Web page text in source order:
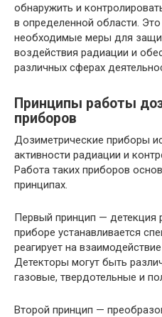
обнаружить и
в определенной области.
необходимые меры для
воздействия радиации и
различных сферах
Принципы работы
приборов
Дозиметрические приборы
активности радиации и
Работа таких приборов
принципах.
Первый принцип — детекция
приборе устанавливается
реагирует на
Детекторы могут быть
газовые, твердотельные и
Второй принцип —